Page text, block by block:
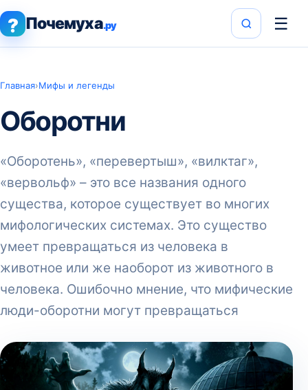
? Почемуха.ру ☰
Главная›Мифы и легенды
Оборотни
«Оборотень», «перевертыш», «вилктаг»,
«вервольф» – это все названия одного
существа, которое существует во многих
мифологических системах. Это существо
умеет превращаться из человека в
животное или же наоборот из животного в
человека. Ошибочно мнение, что мифические
люди-оборотни могут превращаться